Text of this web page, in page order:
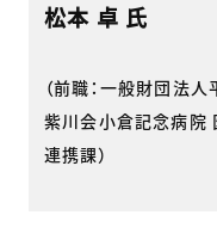
松本 卓 氏
（前職：一般財団法人
紫川会小倉記念病院
連携課）